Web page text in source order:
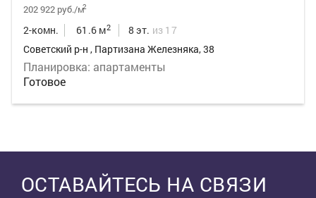
202 922 руб./м2
2-комн. 61.6 м2 8 эт. из 17
Советский р-н , Партизана Железняка, 38
Планировка: апартаменты
Готовое
ОСТАВАЙТЕСЬ НА СВЯЗИ